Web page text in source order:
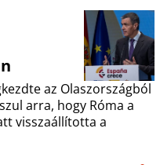
az Olaszországból
arra, hogy Róma a
visszaállította a